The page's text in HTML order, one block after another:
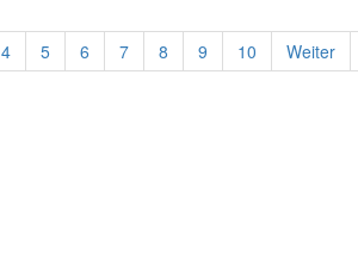
4 5 6 7 8 9 10 Weiter